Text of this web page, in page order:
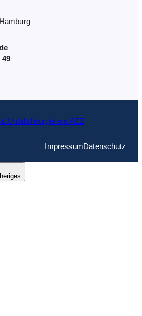
49
Unfallchirurgie am AEZ
ImpressumDatenschutz